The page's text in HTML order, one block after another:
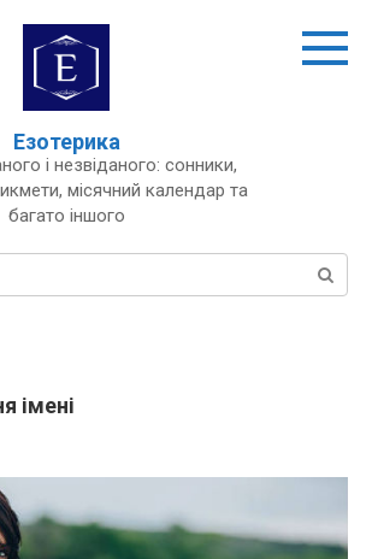
Езотерика
і незвіданого: сонники,
місячний календар та
багато іншого
імені